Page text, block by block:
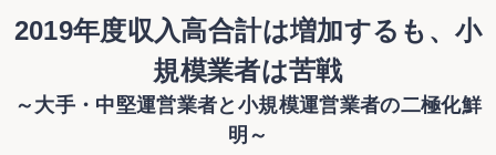
2019年度収入高合計は増加するも、小
規模業者は苦戦
～大手・中堅運営業者と小規模運営業者の二極化鮮
明～